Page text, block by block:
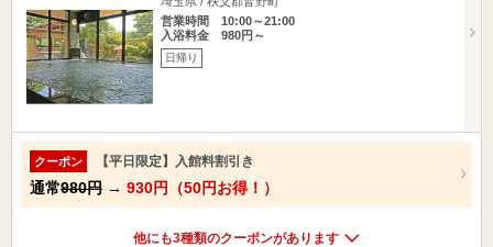
営業時間 10:00～21:00
入浴料金 980円～
日帰り
クーポン 【平日限定】入館料割引き
通常980円 → 930円（50円お得！）
他にも3種類のクーポンがあります